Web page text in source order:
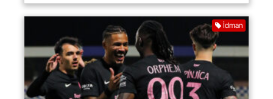
İdman